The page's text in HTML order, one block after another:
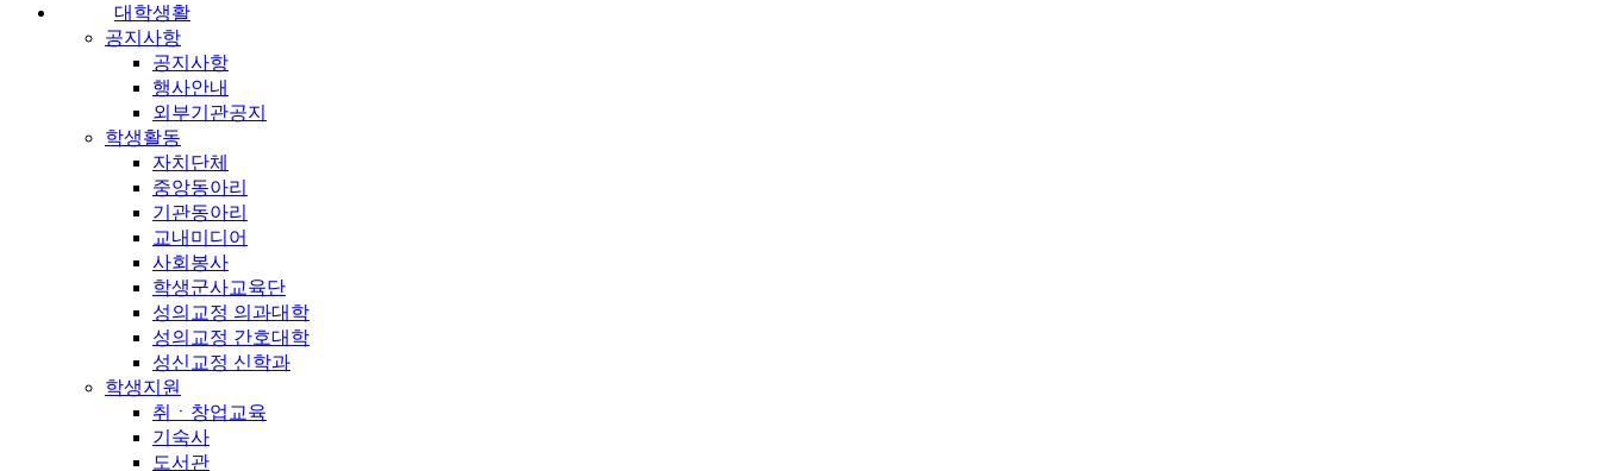
대학생활
공지사항
공지사항
행사안내
외부기관공지
학생활동
자치단체
중앙동아리
기관동아리
교내미디어
사회봉사
학생군사교육단
성의교정 의과대학
성의교정 간호대학
성신교정 신학과
학생지원
취ㆍ창업교육
기숙사
도서관